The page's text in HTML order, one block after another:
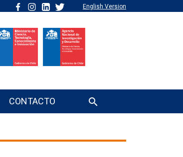
English Version
CONTACTO